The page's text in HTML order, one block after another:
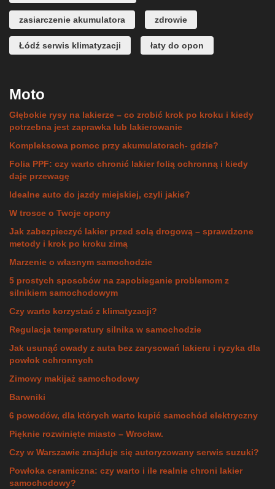
zasiarczenie akumulatora zdrowie
Łódź serwis klimatyzacji łaty do opon
Moto
Głębokie rysy na lakierze – co zrobić krok po kroku i kiedy
potrzebna jest zaprawka lub lakierowanie
Kompleksowa pomoc przy akumulatorach- gdzie?
Folia PPF: czy warto chronić lakier folią ochronną i kiedy
daje przewagę
Idealne auto do jazdy miejskiej, czyli jakie?
W trosce o Twoje opony
Jak zabezpieczyć lakier przed solą drogową – sprawdzone
metody i krok po kroku zimą
Marzenie o własnym samochodzie
5 prostych sposobów na zapobieganie problemom z
silnikiem samochodowym
Czy warto korzystać z klimatyzacji?
Regulacja temperatury silnika w samochodzie
Jak usunąć owady z auta bez zarysowań lakieru i ryzyka dla
powłok ochronnych
Zimowy makijaż samochodowy
Barwniki
6 powodów, dla których warto kupić samochód elektryczny
Pięknie rozwinięte miasto – Wrocław.
Czy w Warszawie znajduje się autoryzowany serwis suzuki?
Powłoka ceramiczna: czy warto i ile realnie chroni lakier
samochodowy?